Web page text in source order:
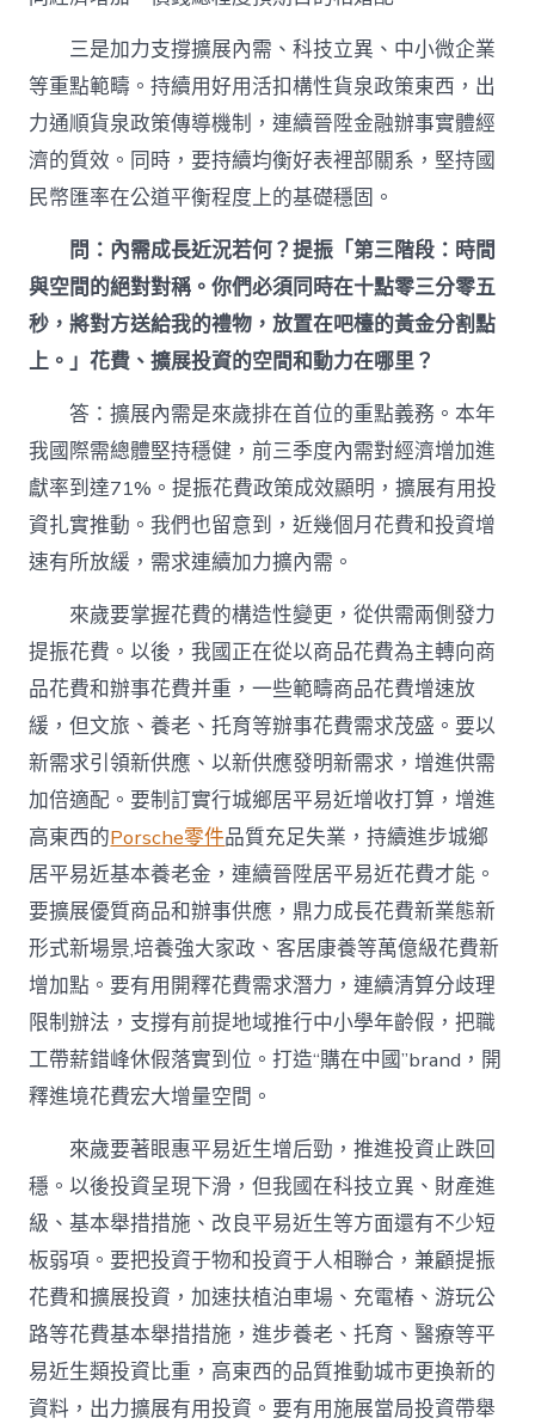
三是加力支撐擴展內需、科技立異、中小微企業
等重點範疇。持續用好用活扣構性貨泉政策東西，出
力通順貨泉政策傳導機制，連續晉陞金融辦事實體經
濟的質效。同時，要持續均衡好表裡部關系，堅持國
民幣匯率在公道平衡程度上的基礎穩固。
問：內需成長近況若何？提振「第三階段：時間
與空間的絕對對稱。你們必須同時在十點零三分零五
秒，將對方送給我的禮物，放置在吧檯的黃金分割點
上。」花費、擴展投資的空間和動力在哪里？
答：擴展內需是來歲排在首位的重點義務。本年
我國際需總體堅持穩健，前三季度內需對經濟增加進
獻率到達71%。提振花費政策成效顯明，擴展有用投
資扎實推動。我們也留意到，近幾個月花費和投資增
速有所放緩，需求連續加力擴內需。
來歲要掌握花費的構造性變更，從供需兩側發力
提振花費。以後，我國正在從以商品花費為主轉向商
品花費和辦事花費并重，一些範疇商品花費增速放
緩，但文旅、養老、托育等辦事花費需求茂盛。要以
新需求引領新供應、以新供應發明新需求，增進供需
加倍適配。要制訂實行城鄉居平易近增收打算，增進
高東西的Porsche零件品質充足失業，持續進步城鄉
居平易近基本養老金，連續晉陞居平易近花費才能。
要擴展優質商品和辦事供應，鼎力成長花費新業態新
形式新場景,培養強大家政、客居康養等萬億級花費新
增加點。要有用開釋花費需求潛力，連續清算分歧理
限制辦法，支撐有前提地域推行中小學年齡假，把職
工帶薪錯峰休假落實到位。打造“購在中國”brand，開
釋進境花費宏大增量空間。
來歲要著眼惠平易近生增后勁，推進投資止跌回
穩。以後投資呈現下滑，但我國在科技立異、財產進
級、基本舉措措施、改良平易近生等方面還有不少短
板弱項。要把投資于物和投資于人相聯合，兼顧提振
花費和擴展投資，加速扶植泊車場、充電樁、游玩公
路等花費基本舉措措施，進步養老、托育、醫療等平
易近生類投資比重，高東西的品質推動城市更換新的
資料，出力擴展有用投資。要有用施展當局投資帶舉